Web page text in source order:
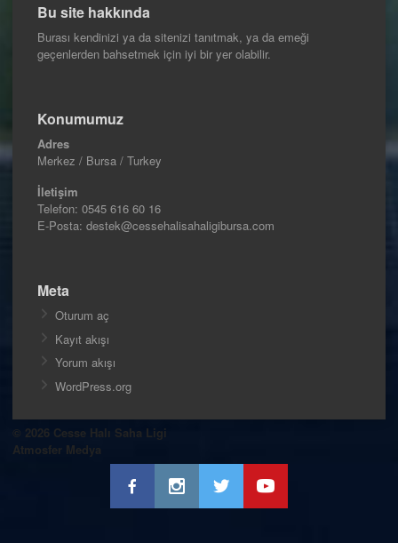
Bu site hakkında
Burası kendinizi ya da sitenizi tanıtmak, ya da emeği
geçenlerden bahsetmek için iyi bir yer olabilir.
Konumumuz
Adres
Merkez / Bursa / Turkey
İletişim
Telefon: 0545 616 60 16
E-Posta: destek@cessehalisahaligibursa.com
Meta
Oturum aç
Kayıt akışı
Yorum akışı
WordPress.org
© 2026 Cesse Halı Saha Ligi
Atmosfer Medya